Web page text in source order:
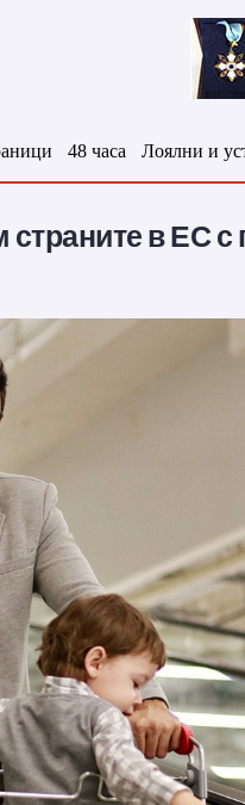
48 часа Лоялни и
в ЕС